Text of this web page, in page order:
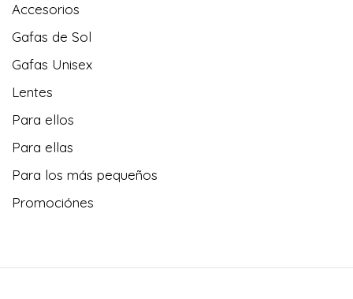
Accesorios
Gafas de Sol
Gafas Unisex
Lentes
Para ellos
Para ellas
Para los más pequeños
Promociónes